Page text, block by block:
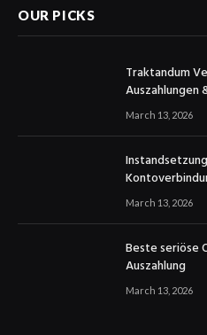
OUR PICKS
Traktandum
Auszahlungen
March 13, 2026
March 13, 2026
Beste seriöse
Auszahlung
March 13, 2026